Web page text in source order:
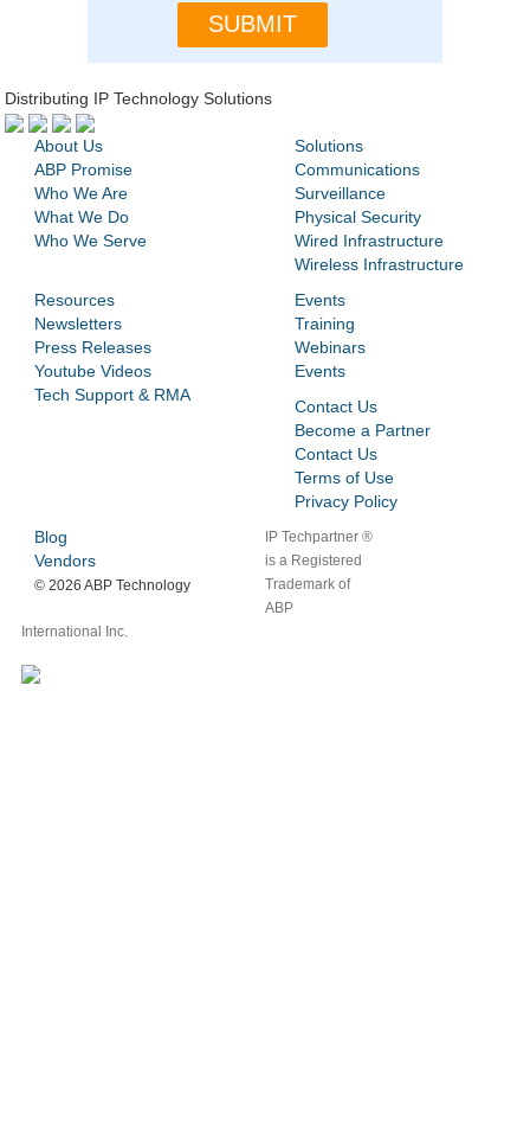
Distributing IP Technology Solutions
About Us
ABP Promise
Who We Are
What We Do
Who We Serve
Solutions
Communications
Surveillance
Physical Security
Wired Infrastructure
Wireless Infrastructure
Resources
Newsletters
Press Releases
Youtube Videos
Tech Support & RMA
Events
Training
Webinars
Events
Contact Us
Become a Partner
Contact Us
Terms of Use
Privacy Policy
Blog
Vendors
©2026 ABP Technology
IP Techpartner ®
is a Registered
Trademark of
ABP
International Inc.